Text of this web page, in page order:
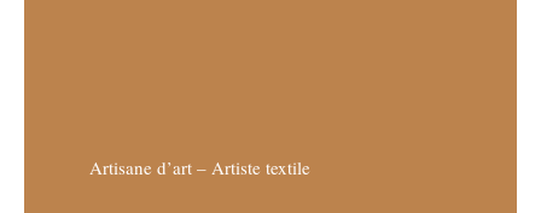
Artisane d’art – Artiste textile